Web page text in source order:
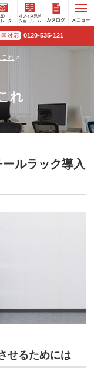
ュ
オフィ
ス見学
国対応 0120-535-121
れ >
れ
ルラック導入
せるためには